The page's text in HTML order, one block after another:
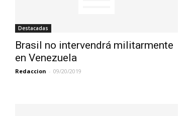
Destacadas
Brasil no intervendrá militarmente
en Venezuela
Redaccion - 09/20/2019